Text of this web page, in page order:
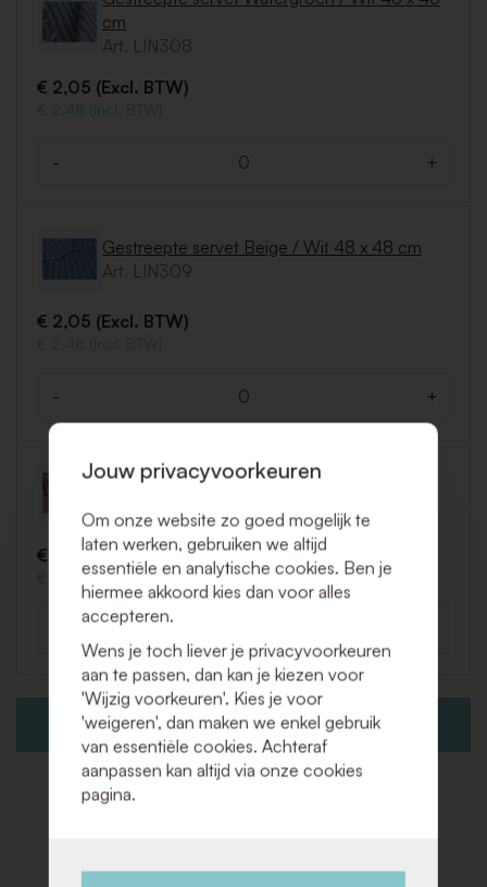
cm
Art. LIN308
€ 2,05 (Excl. BTW)
€ 2,48 (Incl. BTW)
- +
Gestreepte servet Beige / Wit 48 x 48 cm
Art. LIN309
€ 2,05 (Excl. BTW)
€ 2,48 (Incl. BTW)
- +
Gestreepte servet Rood / Wit 48 x 48 cm
€ 2,05 (Excl. BTW)
€ 2,48 (Incl. BTW)
Aantal
VOEG TOE AAN OFFERTEAANVRAAG
Jouw privacyvoorkeuren
Om onze website zo goed mogelijk te
laten werken, gebruiken we altijd
essentiële en analytische cookies. Ben je
hiermee akkoord kies dan voor alles
accepteren.
Wens je toch liever je privacyvoorkeuren
aan te passen, dan kan je kiezen voor
'Wijzig voorkeuren'. Kies je voor
'weigeren', dan maken we enkel gebruik
van essentiële cookies. Achteraf
aanpassen kan altijd via onze cookies
pagina.